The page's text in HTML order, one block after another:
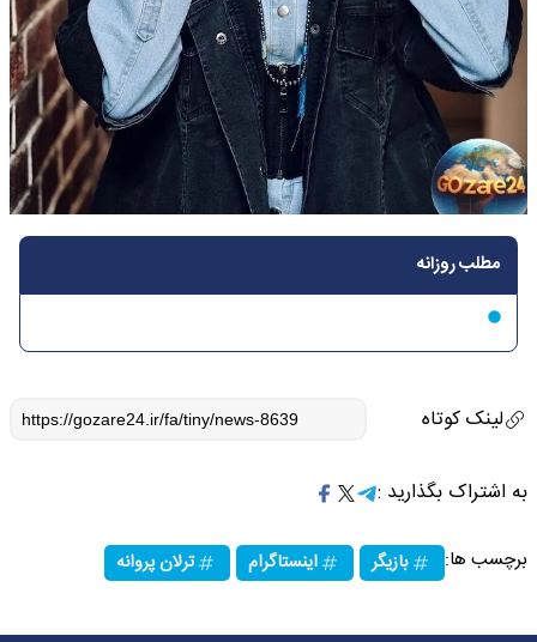
مطلب روزانه
لینک کوتاه
به اشتراک بگذارید :
برچسب ها: بازیگر اینستاگرام ترلان پروانه